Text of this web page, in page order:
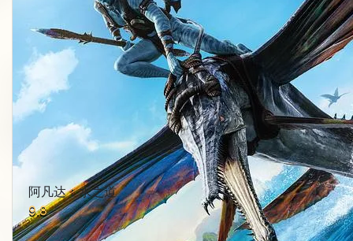
阿凡达：水之道
9.8